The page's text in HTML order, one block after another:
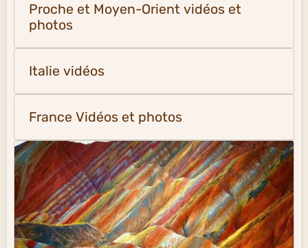
Proche et Moyen-Orient vidéos et
photos
Italie vidéos
France Vidéos et photos